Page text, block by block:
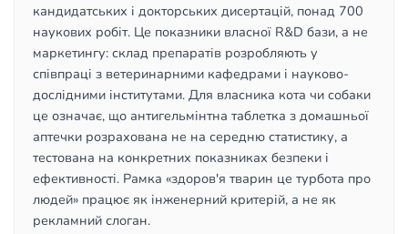
кандидатських і докторських дисертацій, понад 700
наукових робіт. Це показники власної R&D бази, а не
маркетингу: склад препаратів розробляють у
співпраці з ветеринарними кафедрами і науково-
дослідними інститутами. Для власника кота чи собаки
це означає, що антигельмінтна таблетка з домашньої
аптечки розрахована не на середню статистику, а
тестована на конкретних показниках безпеки і
ефективності. Рамка «здоров'я тварин це турбота про
людей» працює як інженерний критерій, а не як
рекламний слоган.